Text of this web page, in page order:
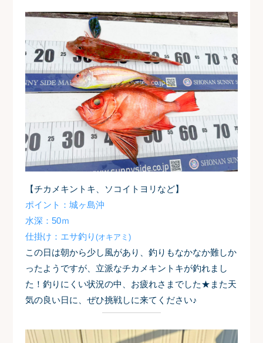
【チカメキントキ、ソコイトヨリなど】
ポイント：城ヶ島沖
水深：50ｍ
仕掛け：エサ釣り (オキアミ)
この日は朝から少し風があり、釣りもなかなか難しか
ったようですが、立派なチカメキントキが釣れまし
た！釣りにくい状況の中、お疲れさまでした★また天
気の良い日に、ぜひ挑戦しに来てください♪